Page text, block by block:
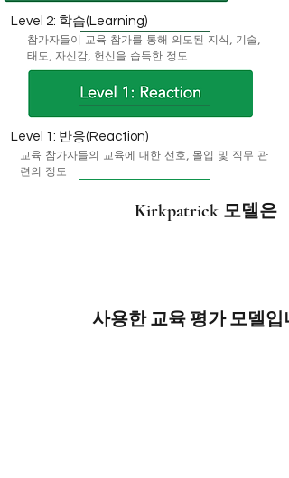
Level 2: 학습(Learning)
참가자들이 교육 참가를 통해 의도된 지식, 기술,
태도, 자신감, 헌신을 습득한 정도
Level 1: 반응(Reaction)
교육 참가자들의 교육에 대한 선호, 몰입 및 직무 관
련의 정도
Kirkpatrick 모델은
사용한 교육 평가 모델입